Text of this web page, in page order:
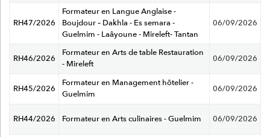
RH47/2026
Formateur en Langue Anglaise -
Boujdour – Dakhla - Es semara -
Guelmim - Laâyoune - Mireleft- Tantan
06/09/2026
RH46/2026
Formateur en Arts de table Restauration
- Mireleft
06/09/2026
RH45/2026
Formateur en Management hôtelier -
Guelmim
06/09/2026
RH44/2026 Formateur en Arts culinaires - Guelmim 06/09/2026